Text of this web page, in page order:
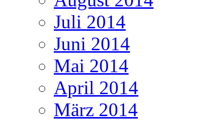
Juli 2014
Juni 2014
Mai 2014
April 2014
März 2014